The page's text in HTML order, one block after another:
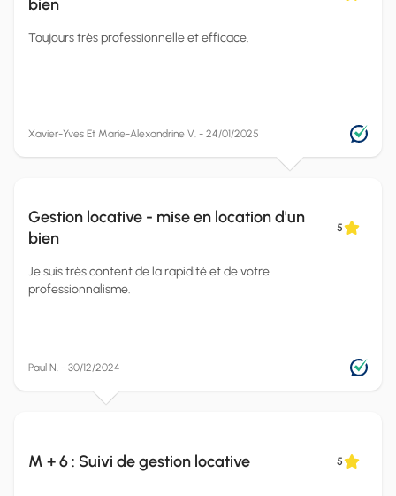
bien
Toujours très professionnelle et efficace.
Xavier-Yves Et Marie-Alexandrine V. - 24/01/2025
Gestion locative - mise en location d'un
bien
5
Je suis très content de la rapidité et de votre
professionnalisme.
Paul N. - 30/12/2024
M + 6 : Suivi de gestion locative 5